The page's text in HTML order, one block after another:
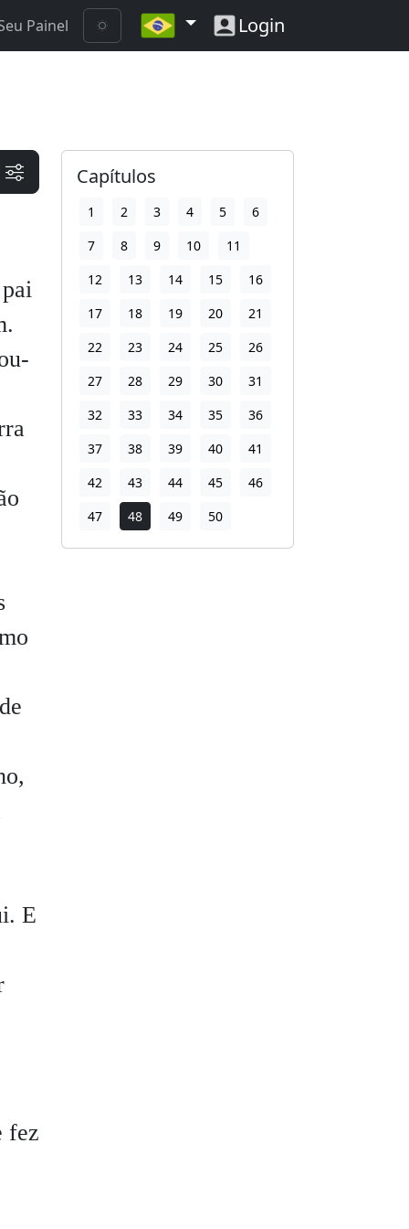
Painel Login
E
fez
Capítulos
1 2 3 4 5
6
7
8 9 10
11
12
13 14 15
16
17
18 19 20
21
22
23 24 25
26
27
28 29 30
31
32
33 34 35
36
37
38 39 40
41
42
43 44 45
46
47
48 49 50